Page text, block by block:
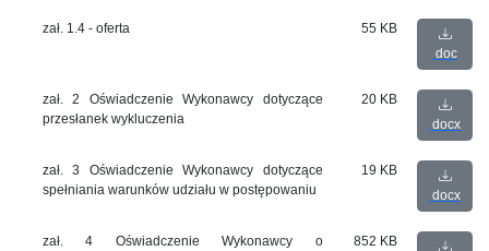
zał. 1.4 - oferta
55 KB
doc
zał. 2 Oświadczenie Wykonawcy dotyczące
przesłanek wykluczenia
20 KB
docx
zał. 3 Oświadczenie Wykonawcy dotyczące
spełniania warunków udziału w postępowaniu
19 KB
docx
zał. 4 Oświadczenie Wykonawcy o
852 KB